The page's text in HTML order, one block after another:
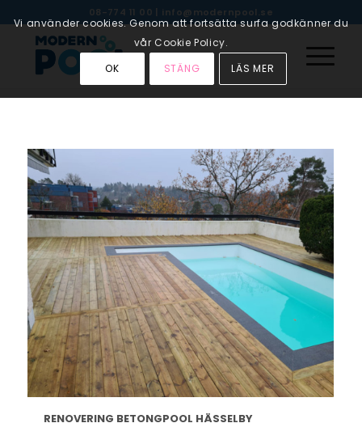
08-774 11 00 | info@modernpool.se
RENOVERING BETONGPOOL HÄSSELBY
Vi använder cookies. Genom att fortsätta surfa godkänner du
vår Cookie Policy.
OK
STÄNG LÄS MER